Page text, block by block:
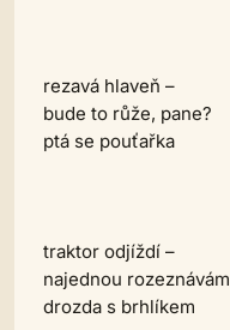
rezavá hlaveň –
bude to růže, pane?
ptá se pouťařka
traktor odjíždí –
najednou rozeznávám
drozda s brhlíkem